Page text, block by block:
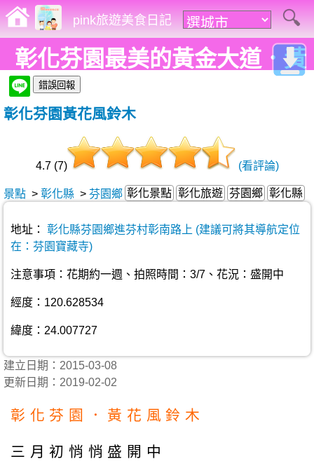
pink旅遊美食日記
彰化芬園最美的黃金大道．黃
花風鈴木盛開ing
彰化芬園黃花風鈴木
4.7 (7) (看評論)
景點 > 彰化縣 > 芬園鄉 彰化景點 彰化旅遊 芬園鄉 彰化縣
地址： 彰化縣芬園鄉進芬村彰南路上 (建議可將其導航定位
在：芬園寶藏寺)
注意事項：花期約一週、拍照時間：3/7、花況：盛開中
經度：120.628534
緯度：24.007727
建立日期：2015-03-08
更新日期：2019-02-02
彰化芬園．黃花風鈴木
三月初悄悄盛開中